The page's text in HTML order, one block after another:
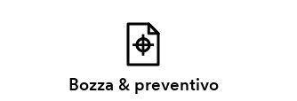
Bozza & preventivo